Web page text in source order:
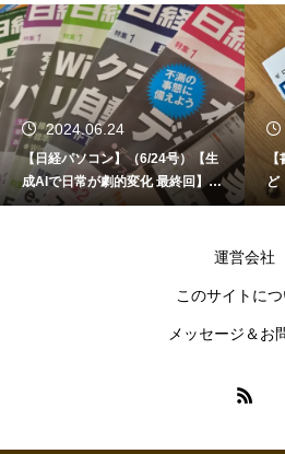
2024.06.24
【日経パソコン】（6/24号）【生
成AIで日常が劇的変化 最終回】 A
I時代のアプリケーション／サービ
ど
運営会社
このサイトに
メッセージ＆お